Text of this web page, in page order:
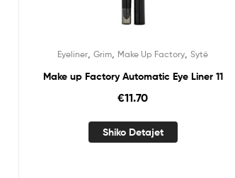
Eyeliner ,Grim Make Up Factory ,Sytë
Make up Factory Automatic Eye Liner 11
€11.70
Shiko Detajet